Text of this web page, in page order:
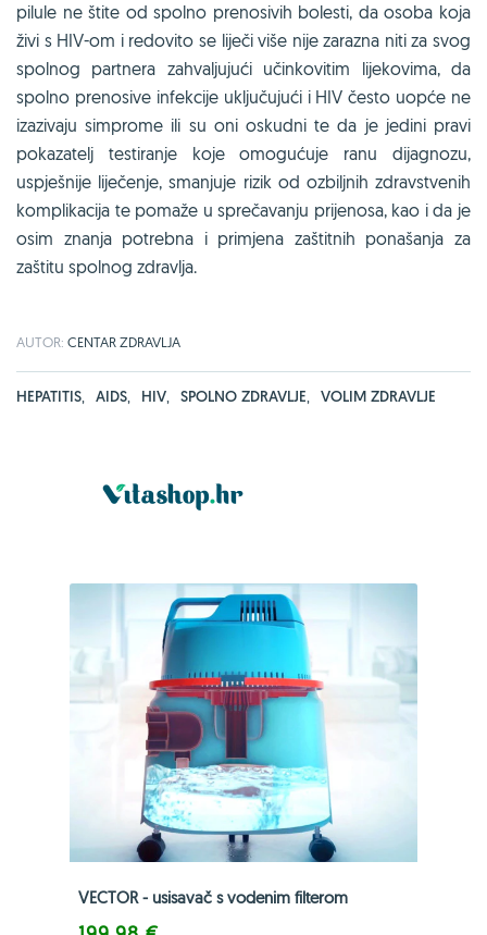
pilule ne štite od spolno prenosivih bolesti, da osoba koja
živi s HIV-om i redovito se liječi više nije zarazna niti za svog
spolnog partnera zahvaljujući učinkovitim lijekovima, da
spolno prenosive infekcije uključujući i HIV često uopće ne
izazivaju simprome ili su oni oskudni te da je jedini pravi
pokazatelj testiranje koje omogućuje ranu dijagnozu,
uspješnije liječenje, smanjuje rizik od ozbiljnih zdravstvenih
komplikacija te pomaže u sprečavanju prijenosa, kao i da je
osim znanja potrebna i primjena zaštitnih ponašanja za
zaštitu spolnog zdravlja.
AUTOR: CENTAR ZDRAVLJA
HEPATITIS, AIDS, HIV, SPOLNO ZDRAVLJE, VOLIM ZDRAVLJE
VECTOR - usisavač s vodenim filterom